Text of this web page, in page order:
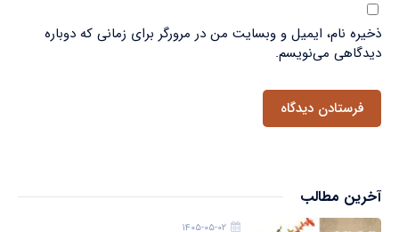
ذخیره نام، ایمیل و وبسایت من در مرورگر برای زمانی که دوباره
دیدگاهی می‌نویسم.
آخرین مطالب
۱۴۰۵-۰۵-۰۲